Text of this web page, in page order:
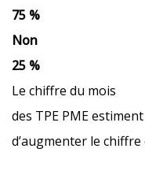
75 %
Non
25 %
Le chiffre du mois
des TPE PME
d’augmenter le chiffre